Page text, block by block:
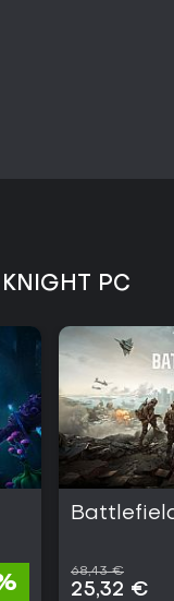
PC
68,43 €
25,32 €